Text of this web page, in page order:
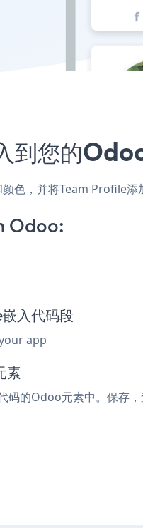
您的
色，并将Team Profile添
Odoo:
入代码段
app
素
的Odoo元素中。保存